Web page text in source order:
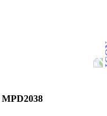
MPD2038